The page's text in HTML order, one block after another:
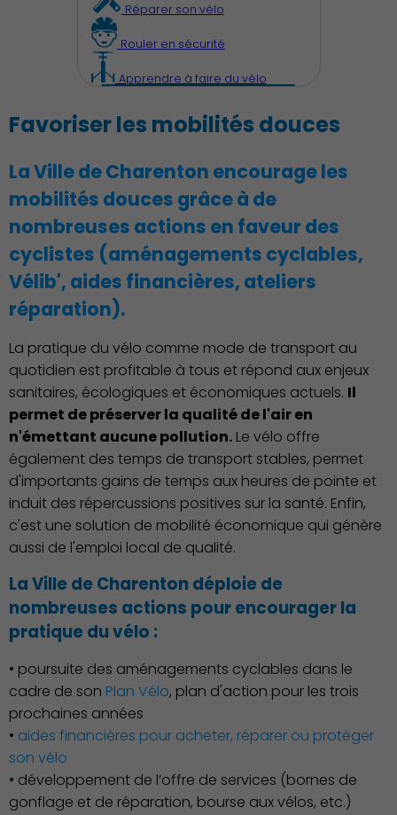
Famille
Action Sociale Solidarité
Environnement cadre de
vie
Culture
Économie Commerce
Emploi
Associations et Sports
Réparer son vélo
Rouler en sécurité
Apprendre à faire du vélo
Favoriser les mobilités douces
La Ville de Charenton encourage les
mobilités douces grâce à de
nombreuses actions en faveur des
cyclistes (aménagements cyclables,
Vélib', aides financières, ateliers
réparation).
La pratique du vélo comme mode de transport au
quotidien est profitable à tous et répond aux enjeux
sanitaires, écologiques et économiques actuels. Il
permet de préserver la qualité de l'air en
n'émettant aucune pollution. Le vélo offre
également des temps de transport stables, permet
d'importants gains de temps aux heures de pointe et
induit des répercussions positives sur la santé. Enfin,
c'est une solution de mobilité économique qui génère
aussi de l'emploi local de qualité.
La Ville de Charenton déploie de
nombreuses actions pour encourager la
pratique du vélo :
• poursuite des aménagements cyclables dans le
cadre de son Plan Vélo, plan d'action pour les trois
prochaines années
• aides financières pour acheter, réparer ou protéger
son vélo
• développement de l’offre de services (bornes de
gonflage et de réparation, bourse aux vélos, etc.)